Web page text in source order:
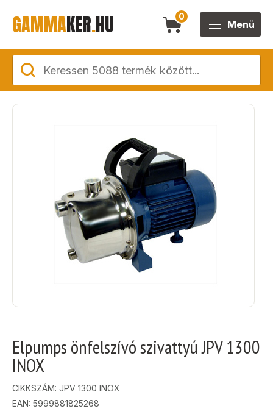
GAMMAKER.HU 0
Menü
Elpumps önfelszívó szivattyú JPV 1300
INOX
CIKKSZÁM: JPV 1300 INOX
EAN: 5999881825268